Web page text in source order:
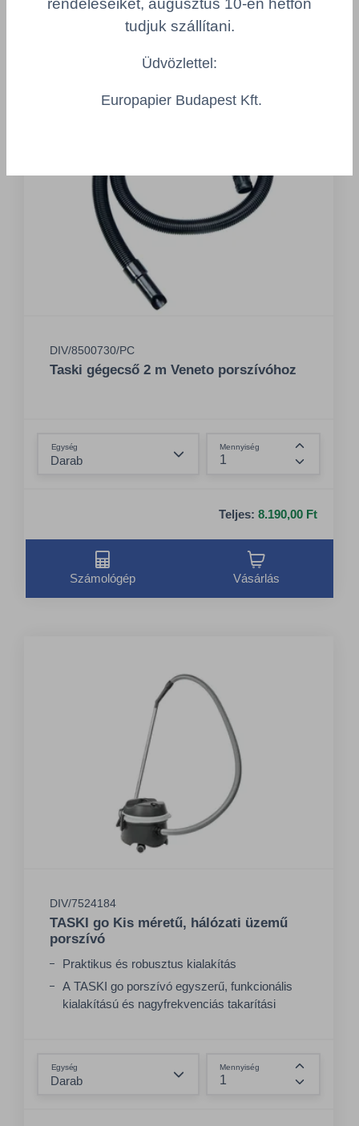
Számológép
DIV/8500730/PC
Taski gégecső 2 m Veneto porszívóhoz
Egység Mennyiség
Összeg
Teljes: 8.190,00 Ft
Számológép Vásárlás
DIV/7524184
TASKI go Kis méretű, hálózati üzemű
porszívó
Praktikus és robusztus kialakítás
A TASKI go porszívó egyszerű, funkcionális
kialakítású és nagyfrekvenciás takarítási
racionalizálásával a TASKI go kiváló
megbízhatósággal rendelkezik
Egység Mennyiség
Összeg
rendeléseiket, augusztus 10-én hétfőn
tudjuk szállítani.
Üdvözlettel:
Europapier Budapest Kft.